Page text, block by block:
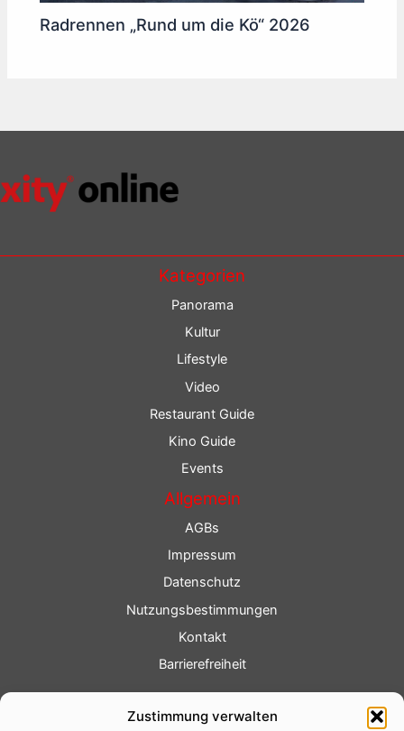
Zustimmung verwalten
Radrennen „Rund um die Kö“ 2026
Kategorien
Panorama
Kultur
Lifestyle
Video
Restaurant Guide
Kino Guide
Events
Allgemein
AGBs
Impressum
Datenschutz
Nutzungsbestimmungen
Kontakt
Barrierefreiheit